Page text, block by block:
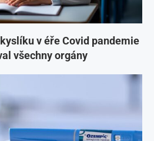
v éře Covid pandemie
všechny orgány